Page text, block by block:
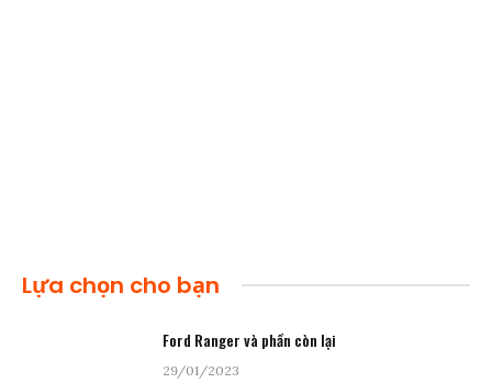
Lựa chọn cho bạn
Ford Ranger và phần còn lại
29/01/2023